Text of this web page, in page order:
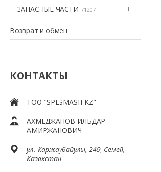
ЗАПАСНЫЕ ЧАСТИ 1207
Возврат и обмен
КОНТАКТЫ
ТOO "SPESMASH KZ"
АХМЕДЖАНОВ ИЛЬДАР
АМИРЖАНОВИЧ
ул. Каржаубайулы, 249, Семей,
Казахстан